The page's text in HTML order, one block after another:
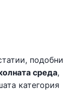
подобни
среда,
категория